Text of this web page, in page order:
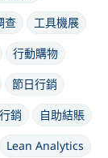
查
工具機展
行動購物
節日行銷
銷
自助結賬
Lean Analytics